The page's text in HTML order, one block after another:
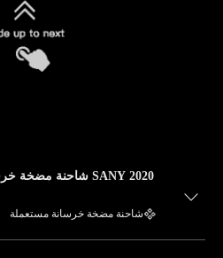
شاحنة مضخة خرسانة مستعملة